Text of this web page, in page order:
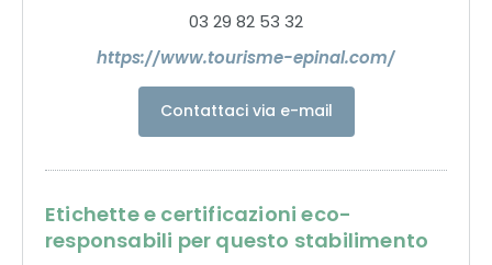
03 29 82 53 32
https://www.tourisme-epinal.com/
Contattaci via e-mail
Etichette e certificazioni eco-
responsabili per questo stabilimento